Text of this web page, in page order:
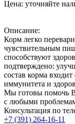
Цена: уточняйте
Описание:
Корм легко
чувствительным
способствуют
подтверждено:
состав корма
иммунитета и
Мы готовы помочь
с любыми
Консультация по
+7 (391) 264-16-11